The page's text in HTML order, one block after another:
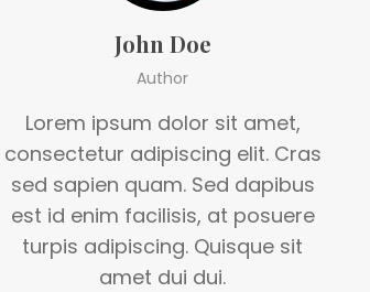
John Doe
Author
Lorem ipsum dolor sit amet,
consectetur adipiscing elit. Cras
sed sapien quam. Sed dapibus
est id enim facilisis, at posuere
turpis adipiscing. Quisque sit
amet dui dui.